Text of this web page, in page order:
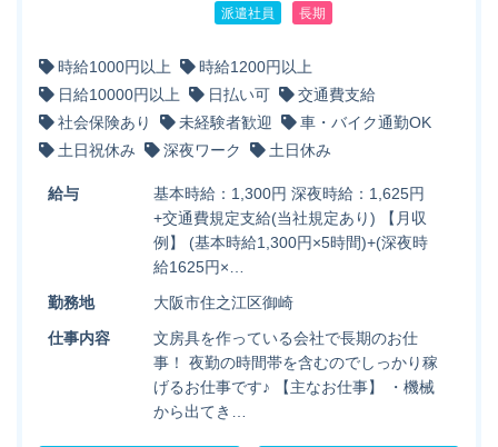
派遣社員 長期
時給1000円以上
時給1200円以上
日給10000円以上
日払い可
交通費支給
社会保険あり
未経験者歓迎
車・バイク通勤OK
土日祝休み
深夜ワーク 土日休み
給与
基本時給：1,300円 深夜時給：1,625円
+交通費規定支給(当社規定あり) 【月収
例】 (基本時給1,300円×5時間)+(深夜時
給1625円×…
勤務地
大阪市住之江区御崎
仕事内容
文房具を作っている会社で長期のお仕
事！ 夜勤の時間帯を含むのでしっかり稼
げるお仕事です♪ 【主なお仕事】 ・機械
から出てき…